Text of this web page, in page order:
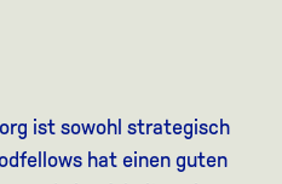
ist sowohl strategisch
hat einen guten